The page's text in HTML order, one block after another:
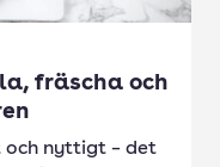
fräscha och
nyttigt – det